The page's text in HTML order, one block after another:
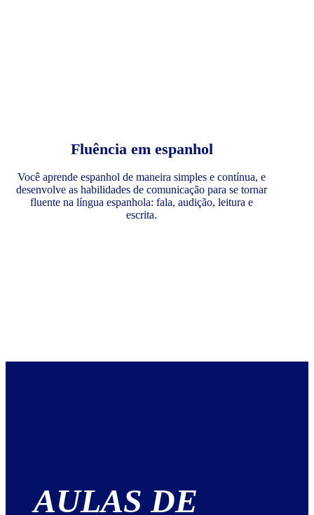
Fluência em espanhol
Você aprende espanhol de maneira simples e contínua, e
desenvolve as habilidades de comunicação para se tornar
fluente na língua espanhola: fala, audição, leitura e
escrita.
AULAS DE